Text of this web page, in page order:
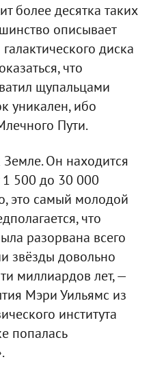
более десятка таких
описывает
диска
что
щупальцами
уникален, ибо
Пути.
Он находится
1 500 до 30 000
это самый молодой
что
разорвана всего
звёзды довольно
миллиардов лет, —
Мэри Уильямс из
института
попалась